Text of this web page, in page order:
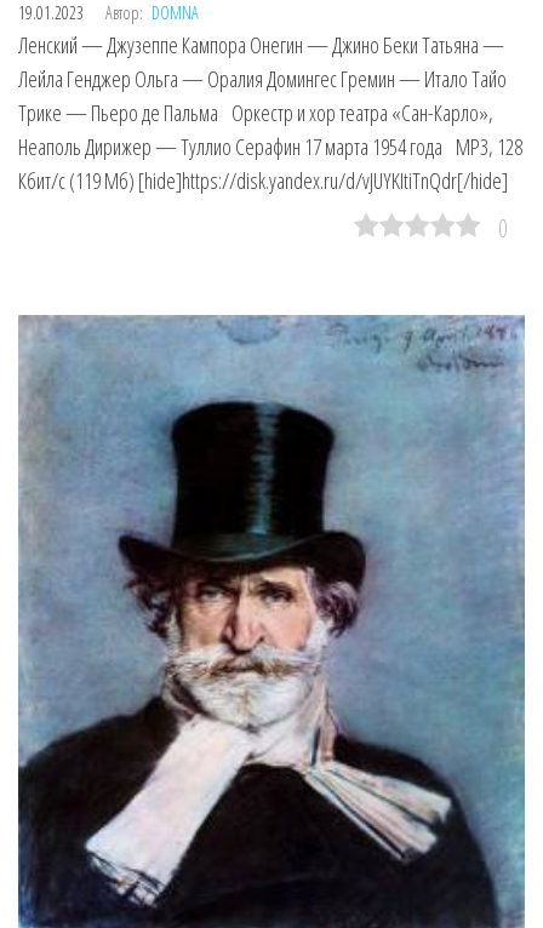
19.01.2023 Автор: DOMNA
Ленский — Джузеппе Кампора Онегин — Джино Беки Татьяна —
Лейла Генджер Ольга — Оралия Домингес Гремин — Итало Тайо
Трике — Пьеро де Пальма Оркестр и хор театра «Сан-Карло»,
Неаполь Дирижер — Туллио Серафин 17 марта 1954 года MP3, 128
Кбит/с (119 Мб) [hide]https://disk.yandex.ru/d/vJUYKItiTnQdr[/hide]
0